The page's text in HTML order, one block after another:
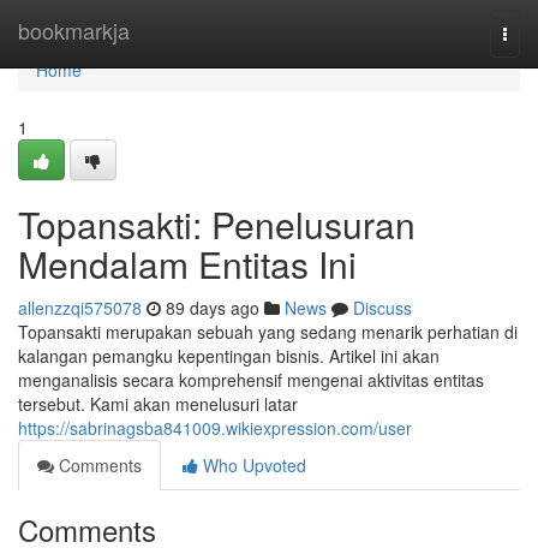
bookmarkja
Home
Home
1
Topansakti: Penelusuran
Mendalam Entitas Ini
allenzzqi575078 89 days ago News
Discuss
Topansakti merupakan sebuah yang sedang menarik perhatian di
kalangan pemangku kepentingan bisnis. Artikel ini akan
menganalisis secara komprehensif mengenai aktivitas entitas
tersebut. Kami akan menelusuri latar
https://sabrinagsba841009.wikiexpression.com/user
Comments
Who Upvoted
Comments